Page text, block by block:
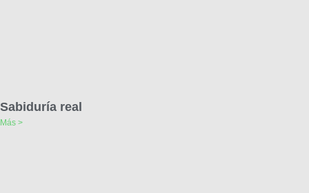
Sabiduría real
Más >